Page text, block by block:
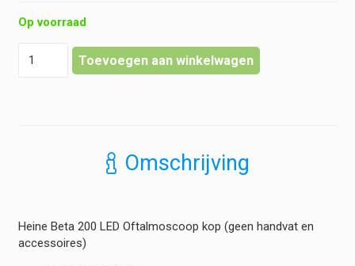
Op voorraad
Toevoegen aan winkelwagen
Omschrijving
Heine Beta 200 LED Oftalmoscoop kop (geen handvat en
accessoires)